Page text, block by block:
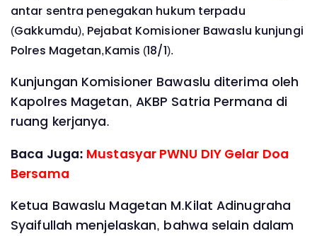
antar sentra penegakan hukum terpadu
(Gakkumdu), Pejabat Komisioner Bawaslu kunjungi
Polres Magetan,Kamis (18/1).
Kunjungan Komisioner Bawaslu diterima oleh
Kapolres Magetan, AKBP Satria Permana di
ruang kerjanya.
Baca Juga: Mustasyar PWNU DIY Gelar Doa
Bersama
Ketua Bawaslu Magetan M.Kilat Adinugraha
Syaifullah menjelaskan, bahwa selain dalam